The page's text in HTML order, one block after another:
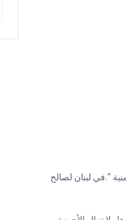
“.في لبنان لصالح